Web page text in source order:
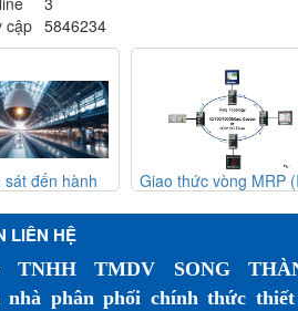
cập 5846234
đến hành
tạo đang
thống camera
sắt như thế
nào?
Giao thức vòng MRP
LIÊN HỆ
TNHH TMDV SONG
nhà phân phối chính thức